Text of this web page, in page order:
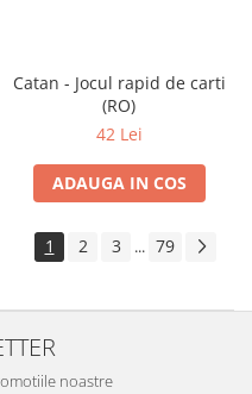
Catan - Jocul rapid de carti
(RO)
42 Lei
ADAUGA IN COS
1 2 3 ... 79
noastre